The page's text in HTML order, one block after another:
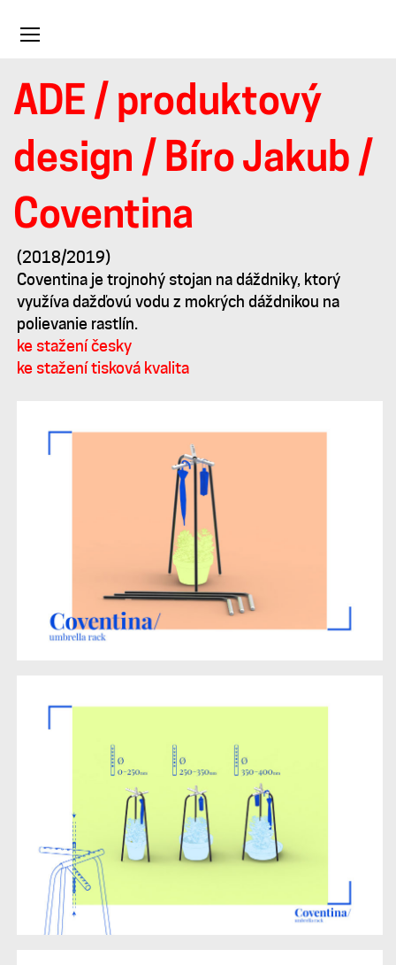
Toggle
ADE / produktový
design / Bíro Jakub /
Coventina
Coventina
(2018/2019)
Coventina je trojnohý stojan na dáždniky, ktorý
využíva dažďovú vodu z mokrých dáždnikou na
polievanie rastlín.
ke stažení česky
ke stažení tisková kvalita